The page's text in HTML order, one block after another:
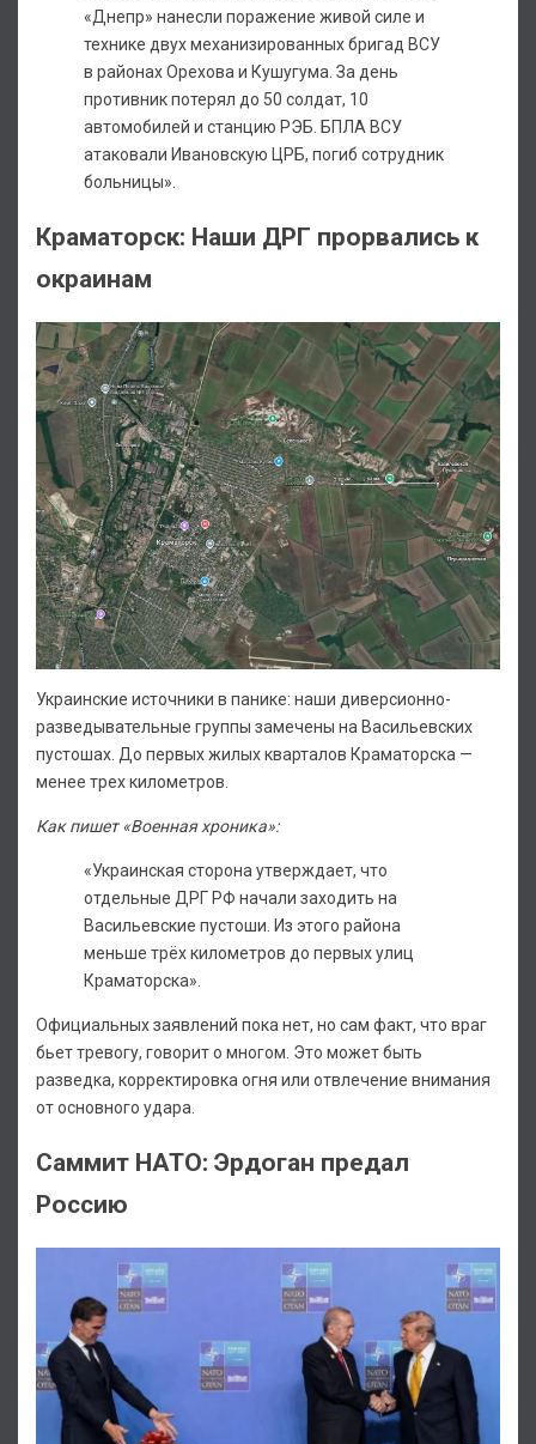
«Днепр» нанесли поражение живой силе и
технике двух механизированных бригад ВСУ
в районах Орехова и Кушугума. За день
противник потерял до 50 солдат, 10
автомобилей и станцию РЭБ. БПЛА ВСУ
атаковали Ивановскую ЦРБ, погиб сотрудник
больницы».
Краматорск: Наши ДРГ прорвались к
окраинам
Украинские источники в панике: наши диверсионно-
разведывательные группы замечены на Васильевских
пустошах. До первых жилых кварталов Краматорска —
менее трех километров.
Как пишет «Военная хроника»:
«Украинская сторона утверждает, что
отдельные ДРГ РФ начали заходить на
Васильевские пустоши. Из этого района
меньше трёх километров до первых улиц
Краматорска».
Официальных заявлений пока нет, но сам факт, что враг
бьет тревогу, говорит о многом. Это может быть
разведка, корректировка огня или отвлечение внимания
от основного удара.
Саммит НАТО: Эрдоган предал
Россию